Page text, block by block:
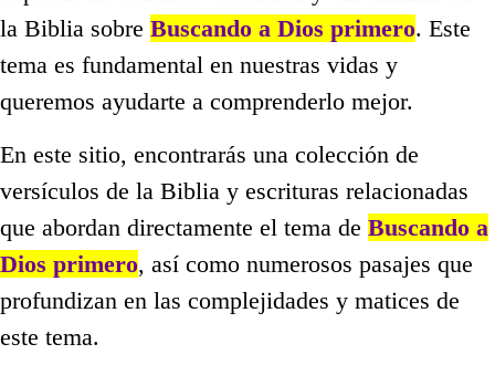
la Biblia sobre Buscando a Dios primero. Este
tema es fundamental en nuestras vidas y
queremos ayudarte a comprenderlo mejor.
En este sitio, encontrarás una colección de
versículos de la Biblia y escrituras relacionadas
que abordan directamente el tema de Buscando a
Dios primero, así como numerosos pasajes que
profundizan en las complejidades y matices de
este tema.